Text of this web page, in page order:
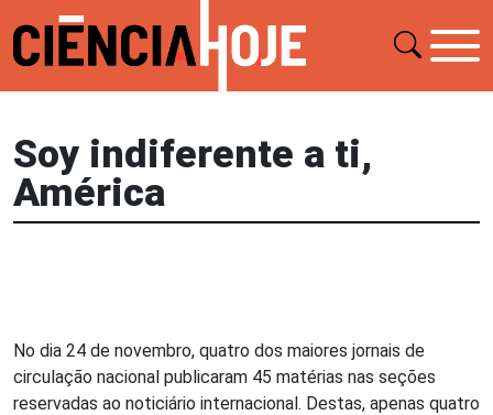
Soy indiferente a ti,
América
No dia 24 de novembro, quatro dos maiores jornais de
circulação nacional publicaram 45 matérias nas seções
reservadas ao noticiário internacional. Destas, apenas quatro